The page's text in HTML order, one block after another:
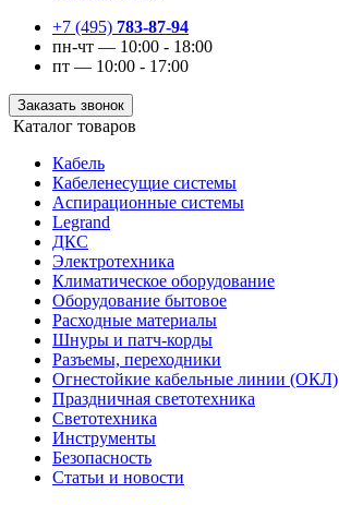
+7 (495) 783-87-94
пн-чт — 10:00 - 18:00
пт — 10:00 - 17:00
Заказать звонок
Каталог товаров
Кабель
Кабеленесущие системы
Аспирационные системы
Legrand
ДКС
Электротехника
Климатическое оборудование
Оборудование бытовое
Расходные материалы
Шнуры и патч-корды
Разъемы, переходники
Огнестойкие кабельные линии (ОКЛ)
Праздничная светотехника
Светотехника
Инструменты
Безопасность
Статьи и новости